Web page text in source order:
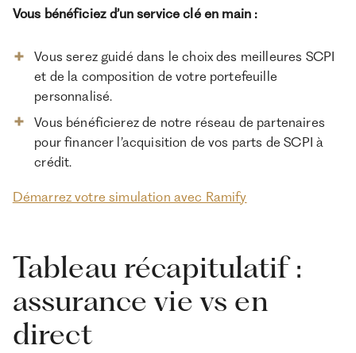
Vous bénéficiez d’un service clé en main :
Vous serez guidé dans le choix des meilleures SCPI
et de la composition de votre portefeuille
personnalisé.
Vous bénéficierez de notre réseau de partenaires
pour financer l’acquisition de vos parts de SCPI à
crédit.
Démarrez votre simulation avec Ramify
Tableau récapitulatif :
assurance vie vs en
direct